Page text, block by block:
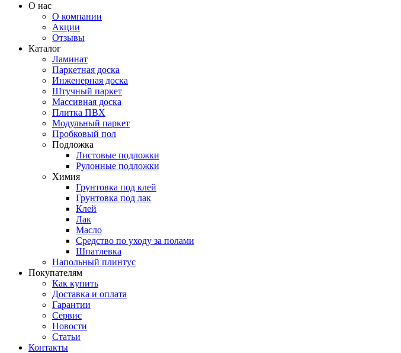
О нас
О компании
Акции
Отзывы
Каталог
Ламинат
Паркетная доска
Инженерная доска
Штучный паркет
Массивная доска
Плитка ПВХ
Модульный паркет
Пробковый пол
Подложка
Листовые подложки
Рулонные подложки
Химия
Грунтовка под клей
Грунтовка под лак
Клей
Лак
Масло
Средство по уходу за полами
Шпатлевка
Напольный плинтус
Покупателям
Как купить
Доставка и оплата
Гарантии
Сервис
Новости
Статьи
Контакты